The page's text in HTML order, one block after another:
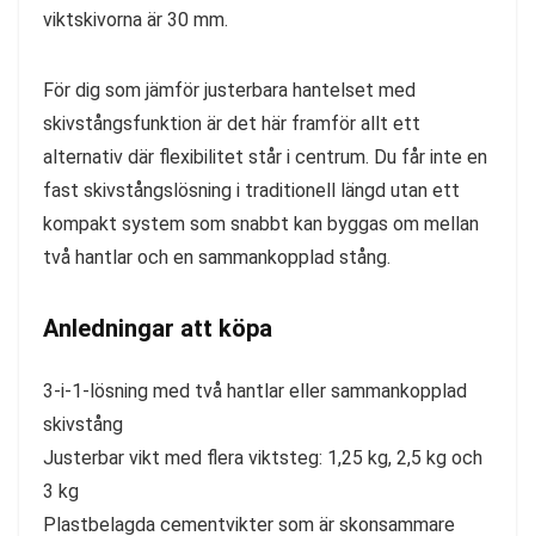
viktskivorna är 30 mm.
För dig som jämför justerbara hantelset med
skivstångsfunktion är det här framför allt ett
alternativ där flexibilitet står i centrum. Du får inte en
fast skivstångslösning i traditionell längd utan ett
kompakt system som snabbt kan byggas om mellan
två hantlar och en sammankopplad stång.
Anledningar att köpa
3-i-1-lösning med två hantlar eller sammankopplad
skivstång
Justerbar vikt med flera viktsteg: 1,25 kg, 2,5 kg och
3 kg
Plastbelagda cementvikter som är skonsammare